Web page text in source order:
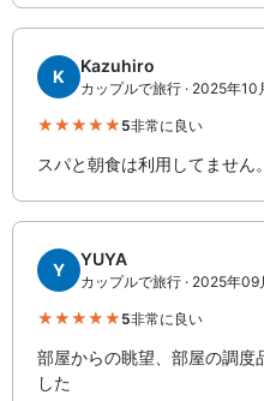
K
Kazuhiro
カップルで旅行 · 2025年10
5非常に良い
スパと朝食は利用してません。
Y
YUYA
カップルで旅行 · 2025年09
5非常に良い
部屋からの眺望、部屋の調度
した